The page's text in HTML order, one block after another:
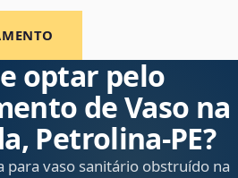
optar pelo
de Vaso na
Petrolina‑PE?
para vaso sanitário obstruído na